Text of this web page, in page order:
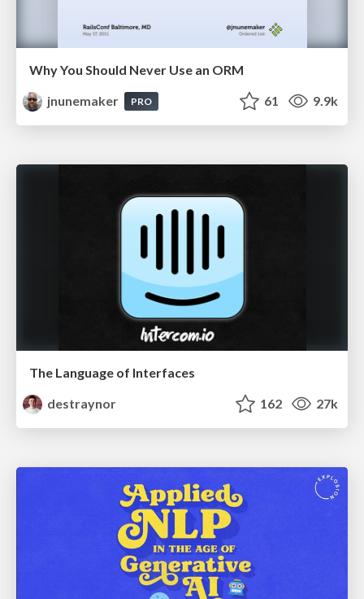
Why You Should Never Use an ORM
jnunemaker
PRO 61 9.9k
The Language of Interfaces
destraynor
162 27k